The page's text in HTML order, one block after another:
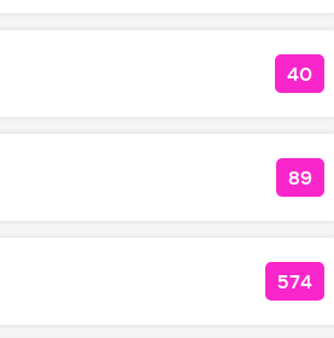
40
89
574